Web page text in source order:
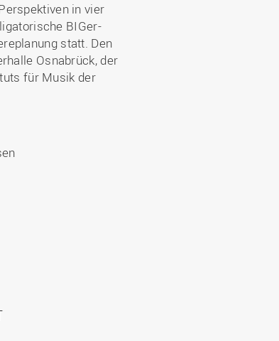
in vier
BIGer-
statt. Den
Osnabrück, der
für Musik der